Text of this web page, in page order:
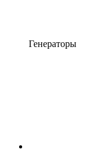
Генераторы